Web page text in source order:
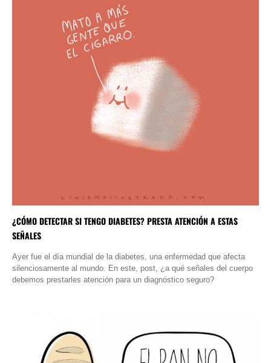
¿CÓMO DETECTAR SI TENGO DIABETES? PRESTA ATENCIÓN A ESTAS
SEÑALES
Ayer fue el día mundial de la diabetes, una enfermedad que afecta
silenciosamente al mundo. En este, post, ¿a qué señales del cuerpo
debemos prestarles atención para un diagnóstico seguro?